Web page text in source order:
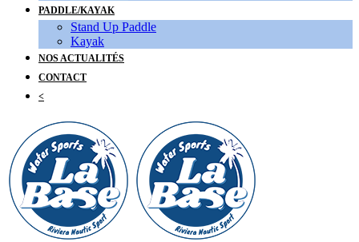
PADDLE/KAYAK
Stand Up Paddle
Kayak
NOS ACTUALITÉS
CONTACT
<